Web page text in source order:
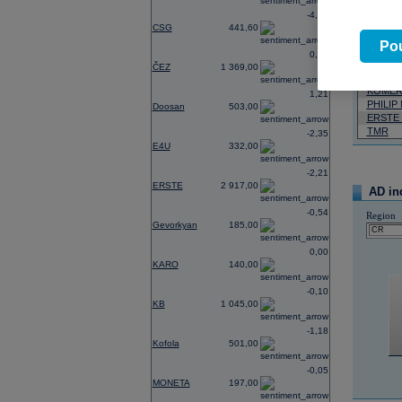
CSG 441,60
-4,62
ČEZ 1 369,00
0,74
Doosan 503,00
1,21
E4U 332,00
-2,35
ERSTE 2 917,00
-2,21
Gevorkyan 185,00
-0,54
KARO 140,00
0,00
KB 1 045,00
-0,10
Kofola 501,00
-1,18
MONETA 197,00
-0,05
Název
VIG
PHILIP
ERSTE
TMR
AD
Region